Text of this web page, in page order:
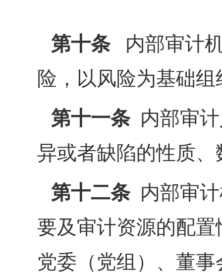
第十条内部审计机
险，以风险为基础
第十一条内部审计
异或者缺陷的性质
第十二条内部审计
要及审计资源的配
党委（党组）、董